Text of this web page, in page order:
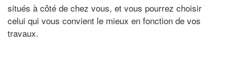
situés à côté de chez vous, et vous pourrez choisir
celui qui vous convient le mieux en fonction de vos
travaux.